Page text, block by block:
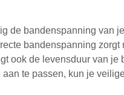
de bandenspanning van
bandenspanning
ook de levensduur van
te passen, kun je